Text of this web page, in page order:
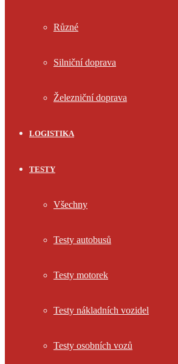
Různé
Silniční doprava
Železniční doprava
LOGISTIKA
TESTY
Všechny
Testy autobusů
Testy motorek
Testy nákladních vozidel
Testy osobních vozů